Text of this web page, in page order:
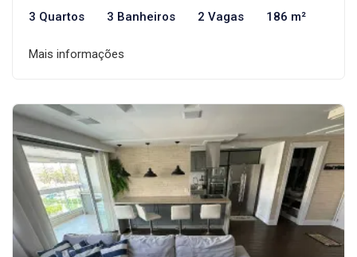
3 Quartos 3 Banheiros 2 Vagas 186 m²
Mais informações